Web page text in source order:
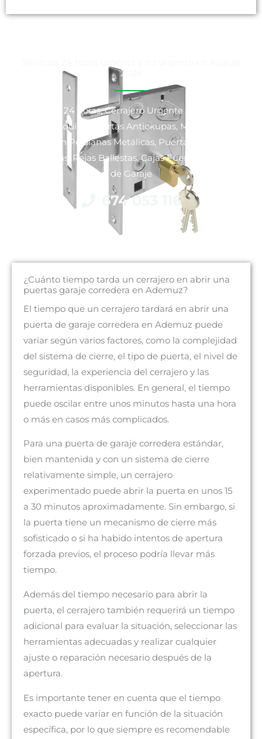
2026
Cerrajeros 24 horas, Cerrajero Urgente y No Urgente,
Venta y Alquiler Puertas Antiokupas, Motorización y
Reparación Persianas Metálicas, Puertas Blindadas y
Acorazadas, Rejas Ballestas, Cajas Fuertes y Puertas
de Garaje
674 053 116
¿Cuánto tiempo tarda un cerrajero en abrir una
puertas garaje corredera en Ademuz?
El tiempo que un cerrajero tardará en abrir una
puerta de garaje corredera en Ademuz puede
variar según varios factores, como la complejidad
del sistema de cierre, el tipo de puerta, el nivel de
seguridad, la experiencia del cerrajero y las
herramientas disponibles. En general, el tiempo
puede oscilar entre unos minutos hasta una hora
o más en casos más complicados.
Para una puerta de garaje corredera estándar,
bien mantenida y con un sistema de cierre
relativamente simple, un cerrajero
experimentado puede abrir la puerta en unos 15
a 30 minutos aproximadamente. Sin embargo, si
la puerta tiene un mecanismo de cierre más
sofisticado o si ha habido intentos de apertura
forzada previos, el proceso podría llevar más
tiempo.
Además del tiempo necesario para abrir la
puerta, el cerrajero también requerirá un tiempo
adicional para evaluar la situación, seleccionar las
herramientas adecuadas y realizar cualquier
ajuste o reparación necesario después de la
apertura.
Es importante tener en cuenta que el tiempo
exacto puede variar en función de la situación
específica, por lo que siempre es recomendable